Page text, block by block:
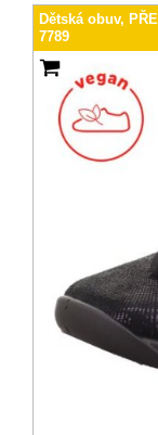
Dětská obuv,
7789